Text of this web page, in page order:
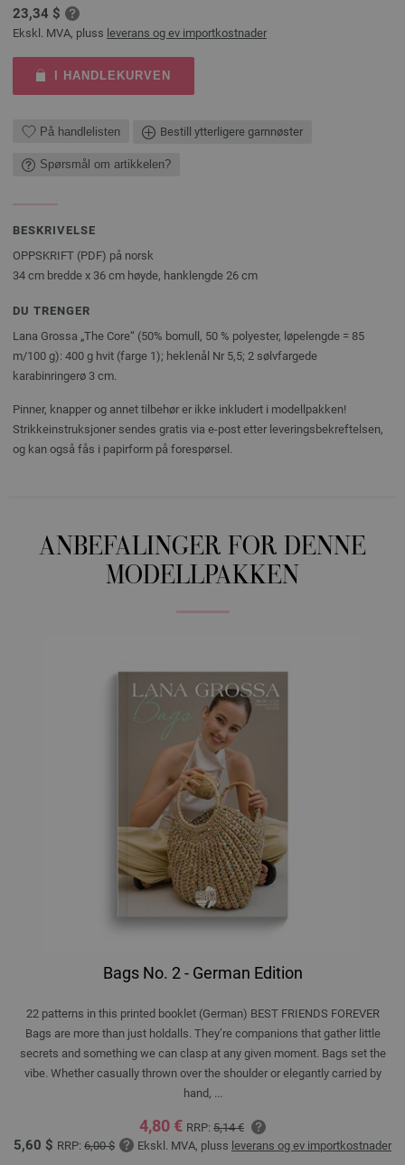
23,34 $
Ekskl. MVA, pluss leverans og ev importkostnader
I HANDLEKURVEN
På handlelisten Bestill ytterligere garnnøster
Spørsmål om artikkelen?
BESKRIVELSE
OPPSKRIFT (PDF) på norsk
34 cm bredde x 36 cm høyde, hanklengde 26 cm
DU TRENGER
Lana Grossa „The Core“ (50% bomull, 50 % polyester, løpelengde = 85
m/100 g): 400 g hvit (farge 1); heklenål Nr 5,5; 2 sølvfargede
karabinringerø 3 cm.
Pinner, knapper og annet tilbehør er ikke inkludert i modellpakken!
Strikkeinstruksjoner sendes gratis via e-post etter leveringsbekreftelsen,
og kan også fås i papirform på forespørsel.
ANBEFALINGER FOR DENNE
MODELLPAKKEN
Bags No. 2 - German Edition
22 patterns in this printed booklet (German) BEST FRIENDS FOREVER
Bags are more than just holdalls. They’re companions that gather little
secrets and something we can clasp at any given moment. Bags set the
vibe. Whether casually thrown over the shoulder or elegantly carried by
hand, ...
4,80 € RRP: 5,14 €
5,60 $ RRP: 6,00 $ Ekskl. MVA, pluss leverans og ev importkostnader